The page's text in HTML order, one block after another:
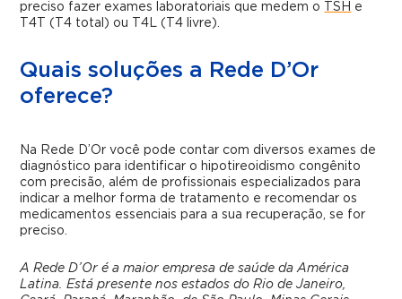
preciso fazer exames laboratoriais que medem o
TSH e
T4T (T4 total) ou T4L (T4 livre).
Quais soluções a Rede D’Or
oferece?
Na Rede D’Or você pode contar com diversos exames de
diagnóstico para identificar o hipotireoidismo congênito
com precisão, além de profissionais especializados para
indicar a melhor forma de tratamento e recomendar os
medicamentos essenciais para a sua recuperação, se for
preciso.
A Rede D’Or é a maior empresa de saúde da América
Latina. Está presente nos estados do Rio de Janeiro,